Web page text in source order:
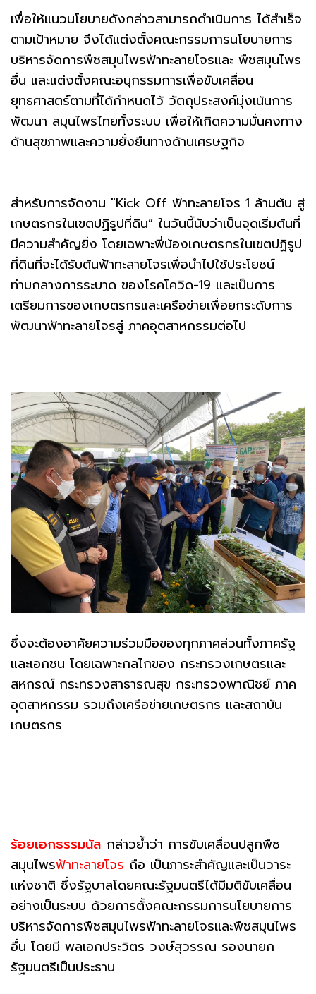
เพื่อให้แนวนโยบายดังกล่าวสามารถดำเนินการ ได้สำเร็จ
ตามเป้าหมาย จึงได้แต่งตั้งคณะกรรมการนโยบายการ
บริหารจัดการพืชสมุนไพรฟ้าทะลายโจรและ พืชสมุนไพร
อื่น และแต่งตั้งคณะอนุกรรมการเพื่อขับเคลื่อน
ยุทธศาสตร์ตามที่ได้กำหนดไว้ วัตถุประสงค์มุ่งเน้นการ
พัฒนา สมุนไพรไทยทั้งระบบ เพื่อให้เกิดความมั่นคงทาง
ด้านสุขภาพและความยั่งยืนทางด้านเศรษฐกิจ
สำหรับการจัดงาน "Kick Off ฟ้าทะลายโจร 1 ล้านต้น สู่
เกษตรกรในเขตปฏิรูปที่ดิน” ในวันนี้นับว่าเป็นจุดเริ่มต้นที่
มีความสำคัญยิ่ง โดยเฉพาะพี่น้องเกษตรกรในเขตปฏิรูป
ที่ดินที่จะได้รับต้นฟ้าทะลายโจรเพื่อนำไปใช้ประโยชน์
ท่ามกลางการระบาด ของโรคโควิด-19 และเป็นการ
เตรียมการของเกษตรกรและเครือข่ายเพื่อยกระดับการ
พัฒนาฟ้าทะลายโจรสู่ ภาคอุตสาหกรรมต่อไป
ซึ่งจะต้องอาศัยความร่วมมือของทุกภาคส่วนทั้งภาครัฐ
และเอกชน โดยเฉพาะกลไกของ กระทรวงเกษตรและ
สหกรณ์ กระทรวงสาธารณสุข กระทรวงพาณิชย์ ภาค
อุตสาหกรรม รวมถึงเครือข่ายเกษตรกร และสถาบัน
เกษตรกร
ร้อยเอกธรรมนัส กล่าวย้ำว่า การขับเคลื่อนปลูกพืช
สมุนไพรฟ้าทะลายโจร ถือ เป็นภาระสำคัญและเป็นวาระ
แห่งชาติ ซึ่งรัฐบาลโดยคณะรัฐมนตรึได้มีมติขับเคลื่อน
อย่างเป็นระบบ ด้วยการตั้งคณะกรรมการนโยบายการ
บริหารจัดการพืชสมุนไพรฟ้าทะลายโจรและพืชสมุนไพร
อื่น โดยมี พลเอกประวิตร วงษ์สุวรรณ รองนายก
รัฐมนตรีเป็นประธาน